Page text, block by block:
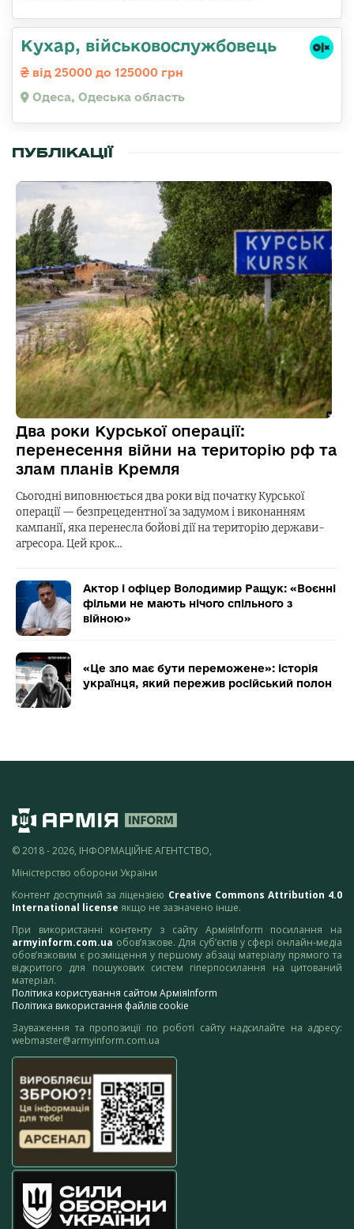
Кухар, військовослужбовець
від 25000 до 125000 грн
Одеса, Одеська область
ПУБЛІКАЦІЇ
Два роки Курської операції:
перенесення війни на територію рф та
злам планів Кремля
Сьогодні виповнюється два роки від початку Курської
операції — безпрецедентної за задумом і виконанням
кампанії, яка перенесла бойові дії на територію держави-
агресора. Цей крок…
Актор і офіцер Володимир Ращук: «Воєнні
фільми не мають нічого спільного з
війною»
«Це зло має бути переможене»: історія
українця, який пережив російський полон
© 2018 - 2026, ІНФОРМАЦІЙНЕ АГЕНТСТВО,
Міністерство оборони України
Контент доступний за ліцензією Creative Commons Attribution 4.0
International license якщо не зазначено інше.
При використанні контенту з сайту АрміяInform посилання на
armyinform.com.ua обов’язкове. Для суб’єктів у сфері онлайн-медіа
обов’язковим є розміщення у першому абзаці матеріалу прямого та
відкритого для пошукових систем гіперпосилання на цитований
матеріал.
Політика користування сайтом АрміяInform
Політика використання файлів cookie
Зауваження та пропозиції по роботі сайту надсилайте на адресу:
webmaster@armyinform.com.ua